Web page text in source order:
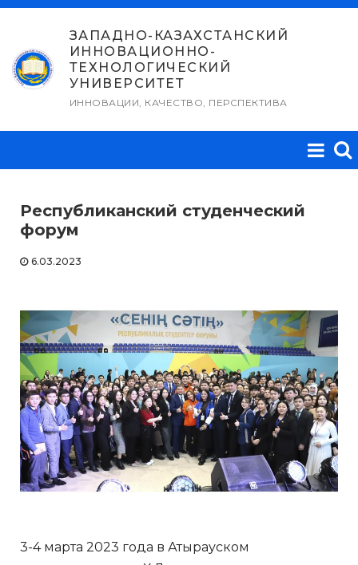
Перейти
содержимому
ЗАПАДНО-КАЗАХСТАНСКИЙ
ИННОВАЦИОННО-
ТЕХНОЛОГИЧЕСКИЙ
УНИВЕРСИТЕТ
ИННОВАЦИИ, КАЧЕСТВО, ПЕРСПЕКТИВА
Республиканский студенческий
форум
6.03.2023
3-4 марта 2023 года в Атырауском